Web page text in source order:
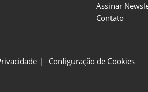
Assinar
Contato
Configuração de Cookies